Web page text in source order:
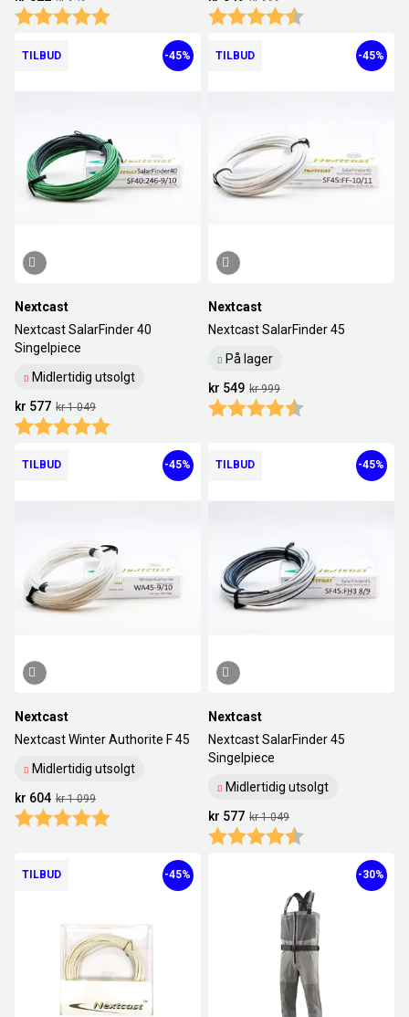
Karakter:
Karakter:
TILBUD
Nextcast
Nextcast SalarFinder 40
Singelpiece
Midlertidig utsolgt
-45%
kr 1 049
kr 577
Karakter:
TILBUD
Nextcast
Nextcast SalarFinder 45
På lager
-45%
kr 999
kr 549
Karakter:
TILBUD
Nextcast
Nextcast Winter Authorite F 45
Midlertidig utsolgt
-45%
kr 1 099
kr 604
Karakter:
TILBUD
Nextcast
Nextcast SalarFinder 45
Singelpiece
Midlertidig utsolgt
-45%
kr 1 049
kr 577
Karakter:
TILBUD -45% -30%